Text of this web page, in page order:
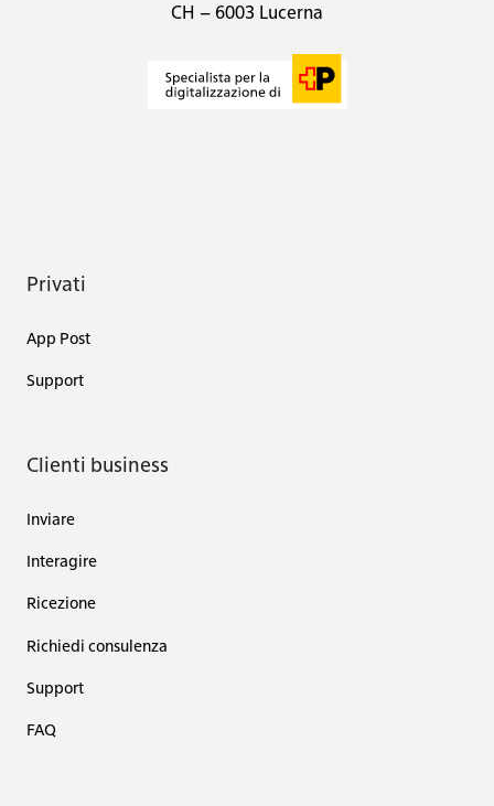
CH – 6003 Lucerna
Privati
App Post
Support
Clienti business
Inviare
Interagire
Ricezione
Richiedi consulenza
Support
FAQ